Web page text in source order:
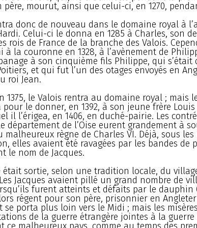
mourut, ainsi que celui-ci, en 1270,
donc de nouveau dans le domaine royal à
Celui-ci le donna en 1285 à Charles, son
rois de France de la branche des Valois.
la couronne en 1328, à l’avènement de
à son cinquième fils Philippe, qui s’était
et qui fut l’un des otages envoyés en
roi Jean.
1375, le Valois rentra au domaine royal ; mais
pour le donner, en 1392, à son jeune frère Louis
il l’érigea, en 1406, en duché-pairie. Les
département de l’Oise eurent grandement à
malheureux règne de Charles VI. Déjà, sous
elles avaient été ravagées par les bandes de
le nom de Jacques.
était sortie, selon une tradition locale, du
Jacques avaient pillé un grand nombre de
furent atteints et défaits par le dauphin
régent pour son père, prisonnier en
se porta plus loin vers le Midi ; mais les
de la guerre étrangère jointes à la guerre